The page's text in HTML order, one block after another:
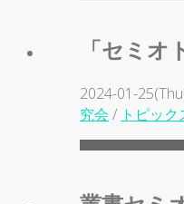
「セミオ
2024-01-
究会 / トピック